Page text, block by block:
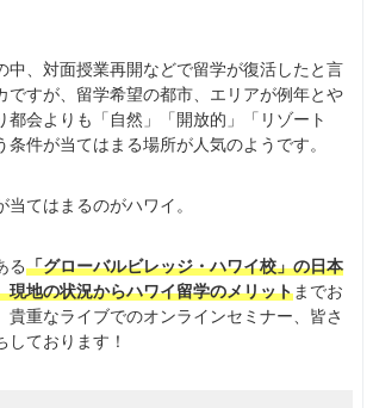
中、対面授業再開などで留学が復活したと言
ですが、留学希望の都市、エリアが例年とや
都会よりも「自然」「開放的」「リゾート
条件が当てはまる場所が人気のようです。
当てはまるのがハワイ。
る「グローバルビレッジ・ハワイ校」の日本
現地の状況からハワイ留学のメリットまでお
貴重なライブでのオンラインセミナー、皆さ
しております！